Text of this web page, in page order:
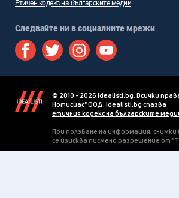
Етичен кодекс на българските медии
Следвайте ни в социалните мрежи
© 2010 - 2026 Idealisti.bg, Всички
Нотисиас" ООД. Idealisti.bg спазва
етичния кодекс на българските
При ползване на информация,
се изисква писмено разрешение от